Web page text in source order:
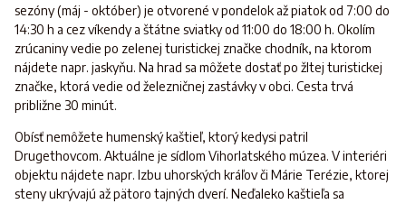
sezóny (máj - október) je otvorené v pondelok až piatok od 7:00 do
14:30 h a cez víkendy a štátne sviatky od 11:00 do 18:00 h. Okolím
zrúcaniny vedie po zelenej turistickej značke chodník, na ktorom
nájdete napr. jaskyňu. Na hrad sa môžete dostať po žltej turistickej
značke, ktorá vedie od železničnej zastávky v obci. Cesta trvá
približne 30 minút.
Obísť nemôžete humenský kaštieľ, ktorý kedysi patril
Drugethovcom. Aktuálne je sídlom Vihorlatského múzea. V interiéri
objektu nájdete napr. Izbu uhorských kráľov či Márie Terézie, ktorej
steny ukrývajú až pätoro tajných dverí. Neďaleko kaštieľa sa